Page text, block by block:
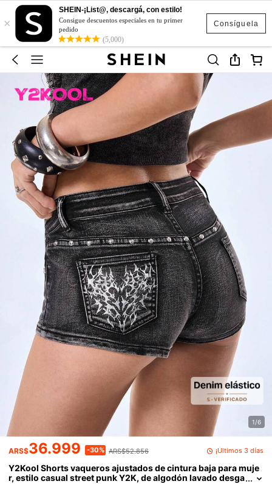
Consíguela
×
SHEIN-¡List@, descargá, con estilo!
Consigue descuentos especiales en tu primer
pedido
(5,000)
1/6
ARS$36.999 -30% ARS$52.856 ¡Últimos 3 días
Y2Kool Shorts vaqueros ajustados de cintura baja para muje
r, estilo casual street punk Y2K, de algodón lavado desga